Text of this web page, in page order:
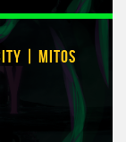
| MITOS